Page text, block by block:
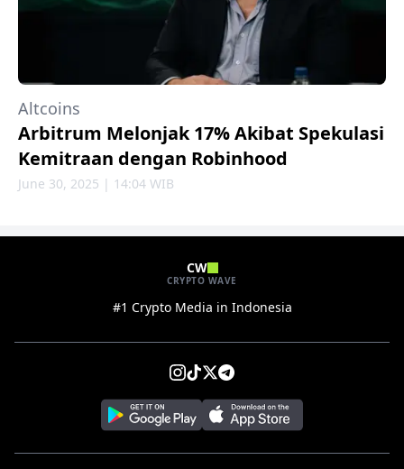
Altcoins
Arbitrum Melonjak 17% Akibat Spekulasi
Kemitraan dengan Robinhood
June 30, 2025 | 14:04 WIB
CW
CRYPTO WAVE
#1 Crypto Media in Indonesia